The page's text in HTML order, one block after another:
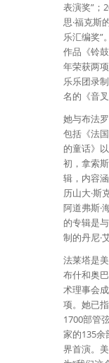
表演奖”；
思·福克斯
乐汇编奖”
作品《铃
年荣获两
乐乐团录
名的《音
她与布法
包括《法
的童话》
初，拿索
辑，内容
历山大·斯
阿道弗斯·
的专辑是
制的丹尼·
法莱塔是
布什和奥
术理事会
项。她已
1700部管
家的135余
界首演。